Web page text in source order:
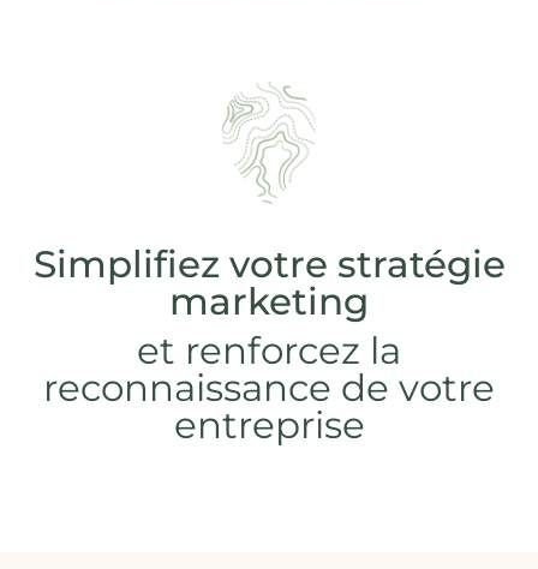
Simplifiez votre stratégie
marketing
et renforcez la
reconnaissance de votre
entreprise